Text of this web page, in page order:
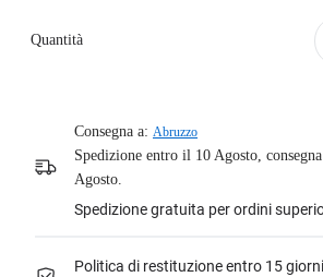
Quantità
Consegna a: Abruzzo
Spedizione entro il 10 Agosto,
Agosto.
Spedizione gratuita per ordini
Politica di restituzione entro 15 giorni